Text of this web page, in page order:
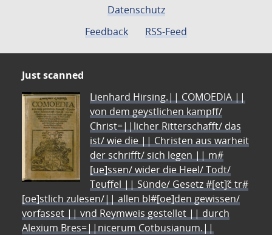
Datenschutz
Feedback
RSS-Feed
Just scanned
Lienhard Hirsing.|| COMOEDIA ||
von dem geystlichen kampff/
Christ=||licher Ritterschafft/ das
ist/ wie die || Christen aus warheit
der schrifft/ sich legen || m#
[ue]ssen/ wider die Heel/ Todt/
Teuffel || Sünde/ Gesetz #[et]c̃ tr#
[oe]stlich zulesen/|| allen bl#[oe]den gewissen/
vorfasset || vnd Reymweis gestellet || durch
Alexium Bres=||nicerum Cotbusianum.||